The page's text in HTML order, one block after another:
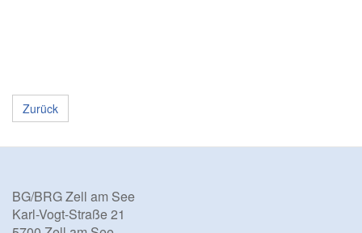
Zurück
BG/BRG Zell am See
Karl-Vogt-Straße 21